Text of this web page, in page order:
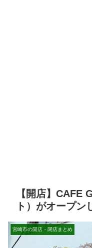
【開店】CAFE
ト）がオープン
宮崎市の開店・閉店まとめ